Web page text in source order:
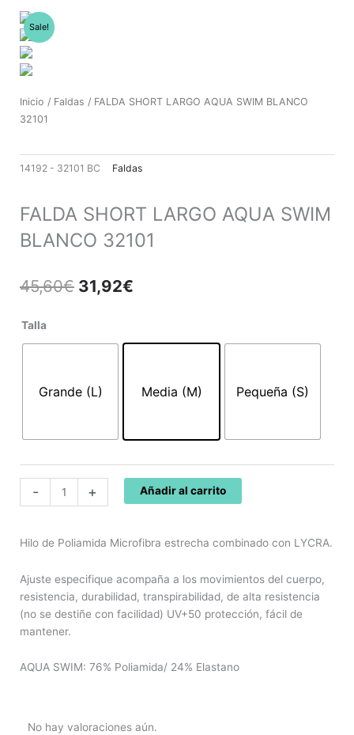
contenido
Sale!
Inicio / Faldas / FALDA SHORT LARGO AQUA SWIM BLANCO
32101
14192 - 32101 BC Faldas
FALDA SHORT LARGO AQUA SWIM
BLANCO 32101
45,60€ El
31,92€
es:
Talla
Grande (L) Media (M) Pequeña (S)
-
FALDA
SWIM
cantidad
+ Añadir al carrito
Hilo de Poliamida Microfibra estrecha combinado con LYCRA.
Ajuste especifique acompaña a los movimientos del cuerpo,
resistencia, durabilidad, transpirabilidad, de alta resistencia
(no se destiñe con facilidad) UV+50 protección, fácil de
mantener.
AQUA SWIM: 76% Poliamida/ 24% Elastano
No hay valoraciones aún.